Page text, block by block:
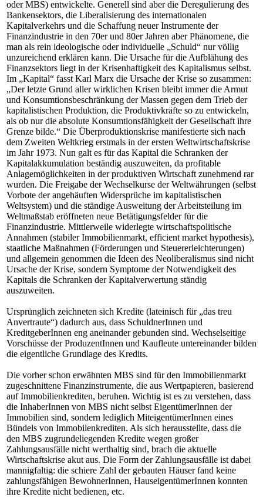
oder MBS) entwickelte. Generell sind aber die Deregulierung des
Bankensektors, die Liberalisierung des internationalen
Kapitalverkehrs und die Schaffung neuer Instrumente der
Finanzindustrie in den 70er und 80er Jahren aber Phänomene, die
man als rein ideologische oder individuelle „Schuld“ nur völlig
unzureichend erklären kann. Die Ursache für die Aufblähung des
Finanzsektors liegt in der Krisenhaftigkeit des Kapitalismus selbst.
Im „Kapital“ fasst Karl Marx die Ursache der Krise so zusammen:
„Der letzte Grund aller wirklichen Krisen bleibt immer die Armut
und Konsumtionsbeschränkung der Massen gegen dem Trieb der
kapitalistischen Produktion, die Produktivkräfte so zu entwickeln,
als ob nur die absolute Konsumtionsfähigkeit der Gesellschaft ihre
Grenze bilde.“ Die Überproduktionskrise manifestierte sich nach
dem Zweiten Weltkrieg erstmals in der ersten Weltwirtschaftskrise
im Jahr 1973. Nun galt es für das Kapital die Schranken der
Kapitalakkumulation beständig auszuweiten, da profitable
Anlagemöglichkeiten in der produktiven Wirtschaft zunehmend rar
wurden. Die Freigabe der Wechselkurse der Weltwährungen (selbst
Vorbote der angehäuften Widersprüche im kapitalistischen
Weltsystem) und die ständige Ausweitung der Arbeitsteilung im
Weltmaßstab eröffneten neue Betätigungsfelder für die
Finanzindustrie. Mittlerweile widerlegte wirtschaftspolitische
Annahmen (stabiler Immobilienmarkt, efficient market hypothesis),
staatliche Maßnahmen (Förderungen und Steuererleichterungen)
und allgemein genommen die Ideen des Neoliberalismus sind nicht
Ursache der Krise, sondern Symptome der Notwendigkeit des
Kapitals die Schranken der Kapitalverwertung ständig
auszuweiten.
Ursprünglich zeichneten sich Kredite (lateinisch für „das treu
Anvertraute“) dadurch aus, dass SchuldnerInnen und
KreditgeberInnen eng aneinander gebunden sind. Wechselseitige
Vorschüsse der ProduzentInnen und Kaufleute untereinander bilden
die eigentliche Grundlage des Kredits.
Die vorher schon erwähnten MBS sind für den Immobilienmarkt
zugeschnittene Finanzinstrumente, die aus Wertpapieren, basierend
auf Immobilienkrediten, beruhen. Wichtig ist es zu verstehen, dass
die InhaberInnen von MBS nicht selbst EigentümerInnen der
Immobilien sind, sondern lediglich MiteigentümerInnen eines
Bündels von Immobilenkrediten. Als sich herausstellte, dass die
den MBS zugrundeliegenden Kredite wegen großer
Zahlungsausfälle nicht werthaltig sind, brach die aktuelle
Wirtschaftskrise akut aus. Die Form der Zahlungsausfälle ist dabei
mannigfaltig: die schiere Zahl der gebauten Häuser fand keine
zahlungsfähigen BewohnerInnen, HauseigentümerInnen konnten
ihre Kredite nicht bedienen, etc.